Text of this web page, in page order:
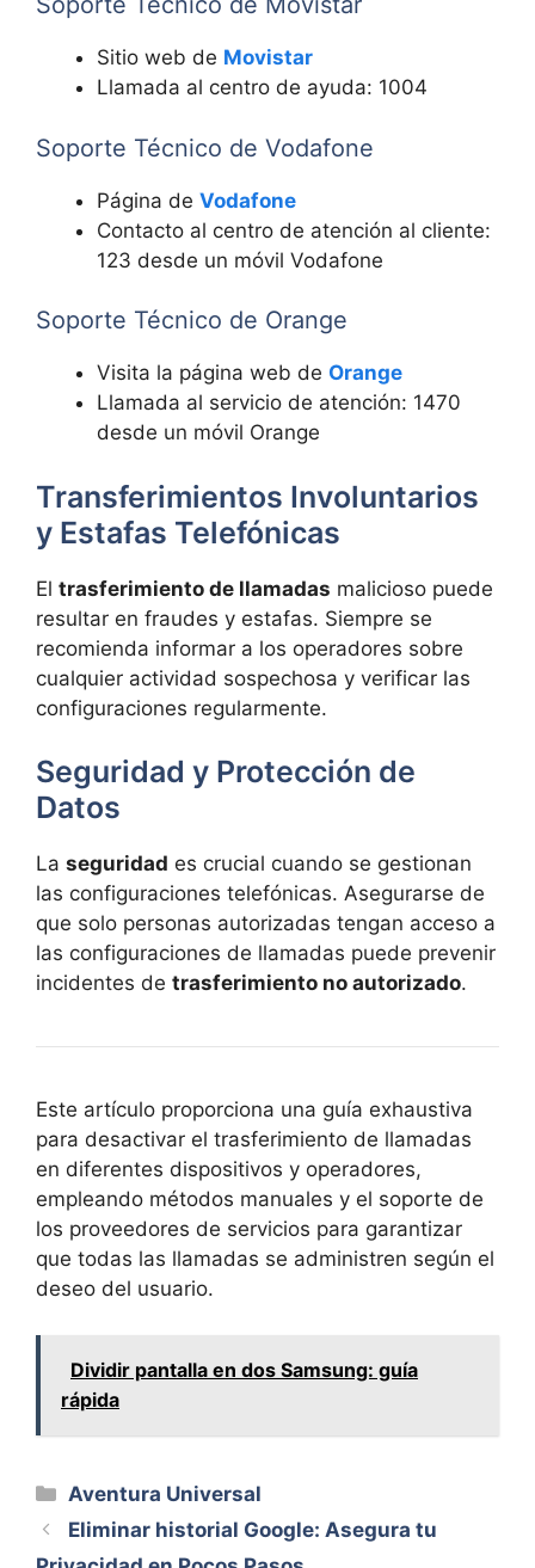
Sitio web de Movistar
Llamada al centro de ayuda: 1004
Soporte Técnico de Vodafone
Página de Vodafone
Contacto al centro de atención al cliente:
123 desde un móvil Vodafone
Soporte Técnico de Orange
Visita la página web de Orange
Llamada al servicio de atención: 1470
desde un móvil Orange
Transferimientos Involuntarios
y Estafas Telefónicas
El trasferimiento de llamadas malicioso puede
resultar en fraudes y estafas. Siempre se
recomienda informar a los operadores sobre
cualquier actividad sospechosa y verificar las
configuraciones regularmente.
Seguridad y Protección de
Datos
La seguridad es crucial cuando se gestionan
las configuraciones telefónicas. Asegurarse de
que solo personas autorizadas tengan acceso a
las configuraciones de llamadas puede prevenir
incidentes de trasferimiento no autorizado.
Este artículo proporciona una guía exhaustiva
para desactivar el trasferimiento de llamadas
en diferentes dispositivos y operadores,
empleando métodos manuales y el soporte de
los proveedores de servicios para garantizar
que todas las llamadas se administren según el
deseo del usuario.
Dividir pantalla en dos Samsung: guía
rápida
Categorías
Aventura Universal
Eliminar historial Google: Asegura tu